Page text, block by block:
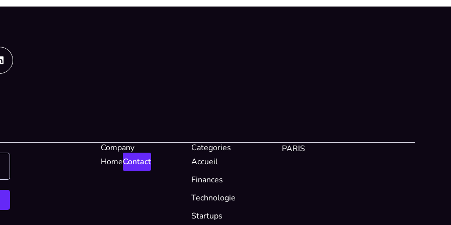
Company
HomeContact
Categories
Accueil
Finances
Technologie
Startups
PARIS